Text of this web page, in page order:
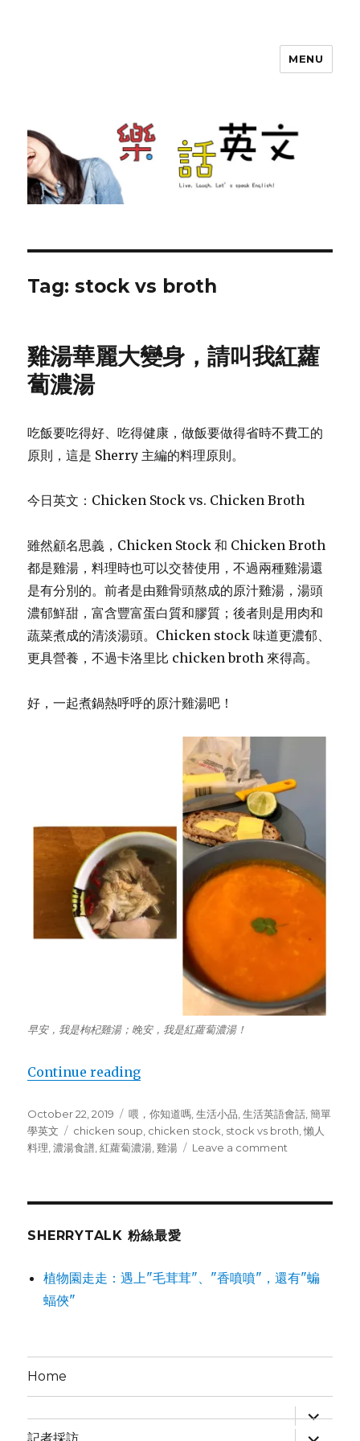
MENU
Tag: stock vs broth
雞湯華麗大變身，請叫我紅蘿
蔔濃湯
吃飯要吃得好、吃得健康，做飯要做得省時不費工的
原則，這是 Sherry 主編的料理原則。
今日英文：Chicken Stock vs. Chicken Broth
雖然顧名思義，Chicken Stock 和 Chicken Broth
都是雞湯，料理時也可以交替使用，不過兩種雞湯還
是有分別的。前者是由雞骨頭熬成的原汁雞湯，湯頭
濃郁鮮甜，富含豐富蛋白質和膠質；後者則是用肉和
蔬菜煮成的清淡湯頭。Chicken stock 味道更濃郁、
更具營養，不過卡洛里比 chicken broth 來得高。
好，一起煮鍋熱呼呼的原汁雞湯吧！
早安，我是枸杞雞湯；晚安，我是紅蘿蔔濃湯！
Continue reading
Posted
on
October 22, 2019 Categories
喂，你知道嗎 ,生活小品 ,生活英語會話 ,簡單
學英文
Tags
chicken soup chicken stock stock vs broth ,懶人
料理 ,濃湯食譜 ,紅蘿蔔濃湯 ,雞湯 Leave a comment
請
湯
SHERRYTALK 粉絲最愛
植物園走走：遇上"毛茸茸"、"香噴噴"，還有"蝙
蝠俠"
Home
expand
child
expand